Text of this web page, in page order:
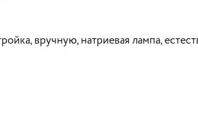
вручную, натриевая лампа,